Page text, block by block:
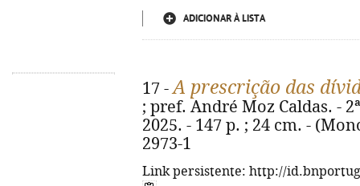
ADICIONAR À LISTA
17 -A prescrição das
; pref. André Moz Caldas. -
2025. - 147 p. ; 24 cm. -
2973-1
Link persistente: http://